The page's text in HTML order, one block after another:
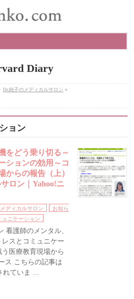
Diary
Dr.純子のメディカルサロン »
ョン
をどう乗り切る～
ションの効用～コ
からの報告（上）
ロン｜Yahoo!ニ
ディカルサロン
お知ら
ュニケーション
看護師のメンタル、
スとコミュニケー
医療教育現場から
ス こちらの記事は
れていま …